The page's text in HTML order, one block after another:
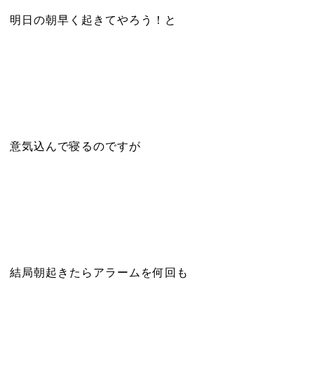
明日の朝早く起きてやろう！と
意気込んで寝るのですが
結局朝起きたらアラームを何回も